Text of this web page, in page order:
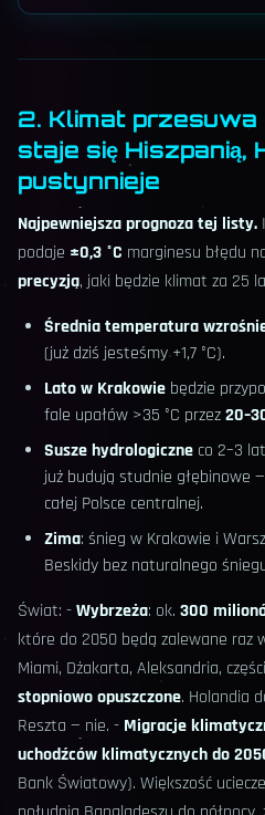
2. Klimat przesuwa
staje się Hiszpanią,
pustynnieje
Najpewniejsza prognoza tej listy.
podaje ±0,3 °C marginesu błędu
precyzją, jaki będzie klimat za 25
Średnia temperatura
(już dziś jesteśmy +1,7 °C).
Lato w Krakowie będzie
fale upałów >35 °C przez
Susze hydrologiczne co 2–3
już budują studnie głębinowe
całej Polsce centralnej.
Zima: śnieg w Krakowie i
Beskidy bez naturalnego
Świat: -Wybrzeża: ok. 300
które do 2050 będą zalewane raz
Miami, Dżakarta, Aleksandria,
stopniowo opuszczone. Holandia
Reszta — nie. - Migracje
uchodźców klimatycznych do
Bank Światowy). Większość